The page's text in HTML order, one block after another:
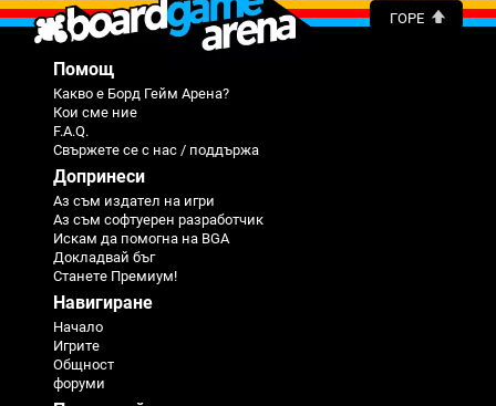
ГОРЕ
Помощ
Какво е Борд Гейм Арена?
Кои сме ние
F.A.Q.
Свържете се с нас / поддържа
Допринеси
Аз съм издател на игри
Аз съм софтуерен разработчик
Искам да помогна на BGA
Докладвай бъг
Станете Премиум!
Навигиране
Начало
Игрите
Общност
форуми